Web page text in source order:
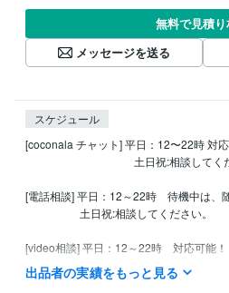
無料で見積
メッセージを送る
スケジュール
[coconala チャット] 平日：12〜22時 対応
土日祝:相談してくださ
[電話相談] 平日：12～22時　待機中は、
土日祝:相談してください。
[video相談] 平日：12～22時　対応可能！
土日祝:相談してください。出来る
出品者の実績をもっと見る